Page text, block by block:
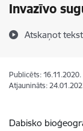
Invazīvo
Atskaņot
Publicēts: 16.11.2020.
Atjaunināts:
Dabisko